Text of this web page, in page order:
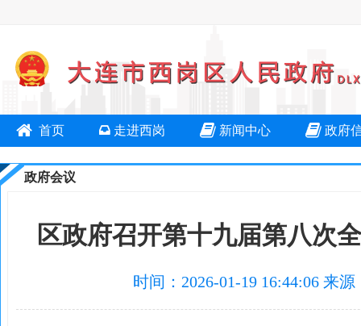
首页 走进西岗 新闻中心 政府
政府会议
区政府召开第十九届第八次
时间：2026-01-19 16:44:06 来